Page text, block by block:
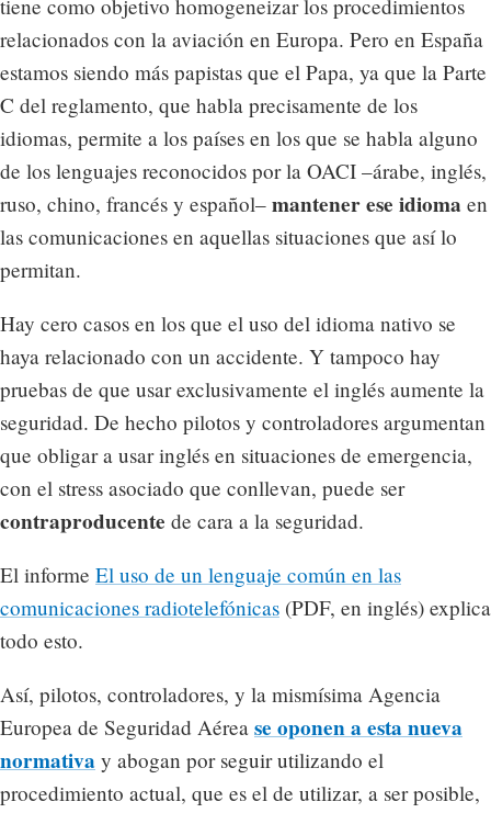
tiene como objetivo homogeneizar los procedimientos
relacionados con la aviación en Europa. Pero en España
estamos siendo más papistas que el Papa, ya que la Parte
C del reglamento, que habla precisamente de los
idiomas, permite a los países en los que se habla alguno
de los lenguajes reconocidos por la OACI –árabe, inglés,
ruso, chino, francés y español– mantener ese idioma en
las comunicaciones en aquellas situaciones que así lo
permitan.
Hay cero casos en los que el uso del idioma nativo se
haya relacionado con un accidente. Y tampoco hay
pruebas de que usar exclusivamente el inglés aumente la
seguridad. De hecho pilotos y controladores argumentan
que obligar a usar inglés en situaciones de emergencia,
con el stress asociado que conllevan, puede ser
contraproducente de cara a la seguridad.
El informe El uso de un lenguaje común en las
comunicaciones radiotelefónicas (PDF, en inglés) explica
todo esto.
Así, pilotos, controladores, y la mismísima Agencia
Europea de Seguridad Aérea se oponen a esta nueva
normativa y abogan por seguir utilizando el
procedimiento actual, que es el de utilizar, a ser posible,